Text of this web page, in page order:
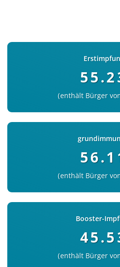
enthält Bürger
enthält Bürger
Booster-
enthält Bürger